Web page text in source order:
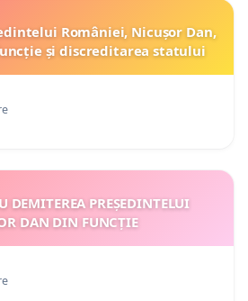
României, Nicușor Dan,
și discreditarea statului
DEMITEREA PREȘEDINTELUI
DAN DIN FUNCȚIE